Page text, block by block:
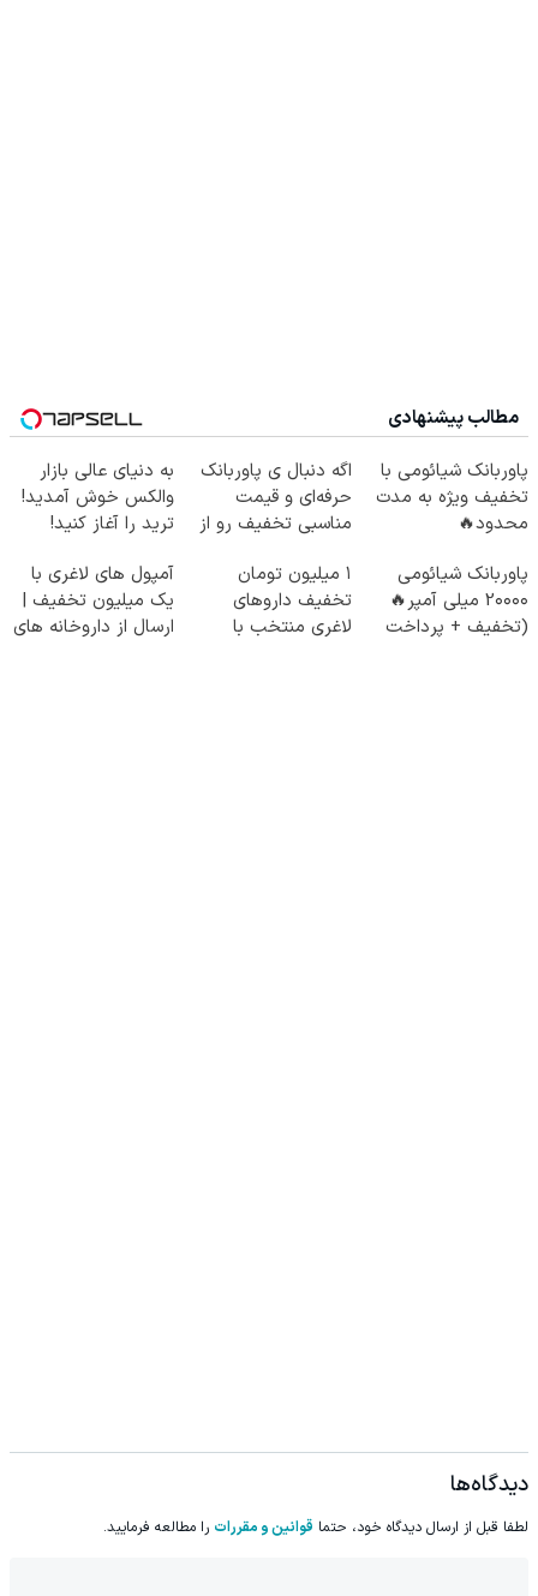
مطالب پیشنهادی
پاوربانک شیائومی با
تخفیف ویژه به مدت
محدود🔥
اگه دنبال ی پاوربانک
حرفه‌ای و قیمت
مناسبی تخفیف رو از
به دنیای عالی بازار
والکس خوش آمدید!
ترید را آغاز کنید!
پاوربانک شیائومی
2۰۰۰۰ میلی آمپر🔥
(تخفیف + پرداخت
۱ میلیون تومان
تخفیف داروهای
لاغری منتخب با
آمپول های لاغری با
یک میلیون تخفیف |
ارسال از داروخانه های
دیدگاه‌ها
لطفا قبل از ارسال دیدگاه خود، حتما قوانین و مقررات را مطالعه فرمایید.